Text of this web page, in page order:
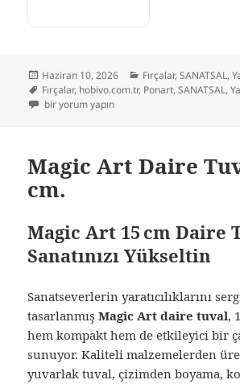
Yayın
tarihi
Haziran 10, 2026 Kategoriler
Fırçalar,SANATSAL,
Etiketler
Fırçalar, hobivo.com.tr, Ponart,SANATSAL,
Ponart 7210 Serisi Düz Uçlu Sentetik Fırça
bir yorum yapın
Magic Art Daire
cm.
Magic Art 15 cm Daire
Sanatınızı Yükseltin
Sanatseverlerin yaratıcılıklarını
tasarlanmışMagic Art daire tuval,
hem kompakt hem de etkileyici bir
sunuyor. Kaliteli malzemelerden
yuvarlak tuval, çizimden boyama,